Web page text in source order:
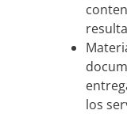
los